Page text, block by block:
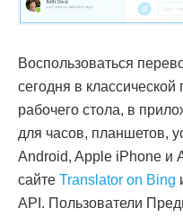
Воспользоваться
сегодня в
рабочего стола, в
для часов, планшетов,
Android, Apple iPhone и
сайте Translator on Bing
API. Пользователи